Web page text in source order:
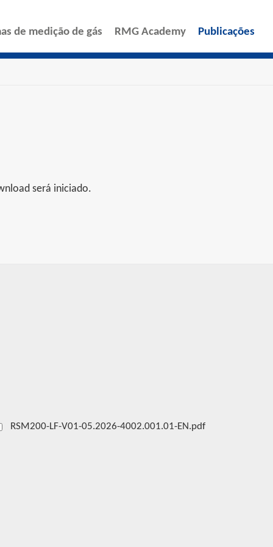
ESPAÑOL
de medição de gás RMG Academy Publicações
será iniciado.
RSM200-LF-V01-05.2026-4002.001.01-EN.pdf